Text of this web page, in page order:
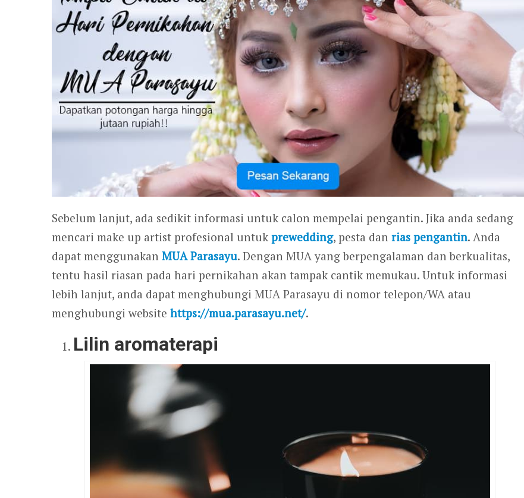
Sebelum lanjut, ada sedikit informasi untuk calon mempelai pengantin. Jika anda sedang
mencari make up artist profesional untuk prewedding, pesta dan rias pengantin. Anda
dapat menggunakan MUA Parasayu. Dengan MUA yang berpengalaman dan berkualitas,
tentu hasil riasan pada hari pernikahan akan tampak cantik memukau. Untuk informasi
lebih lanjut, anda dapat menghubungi MUA Parasayu di nomor telepon/WA atau
menghubungi website https://mua.parasayu.net/.
Lilin aromaterapi